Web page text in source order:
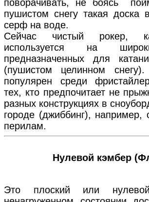
поворачивать, не боясь
пушистом снегу такая доска
серф на воде.
Сейчас чистый рокер,
используется на
предназначенных для
(пушистом целинном
популярен среди
тех, кто предпочитает не
разных конструкциях в
городе (джиббинг), например,
перилам.
Нулевой кэмбер
Это плоский или